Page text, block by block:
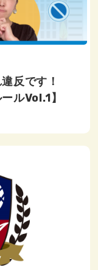
反です！
ルVol.1】